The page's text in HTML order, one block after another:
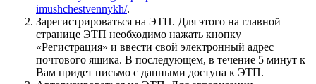
imushchestvennykh/.
Зарегистрироваться на ЭТП. Для этого на главной
странице ЭТП необходимо нажать кнопку
«Регистрация» и ввести свой электронный адрес
почтового ящика. В последующем, в течение 5 минут к
Вам придет письмо с данными доступа к ЭТП.